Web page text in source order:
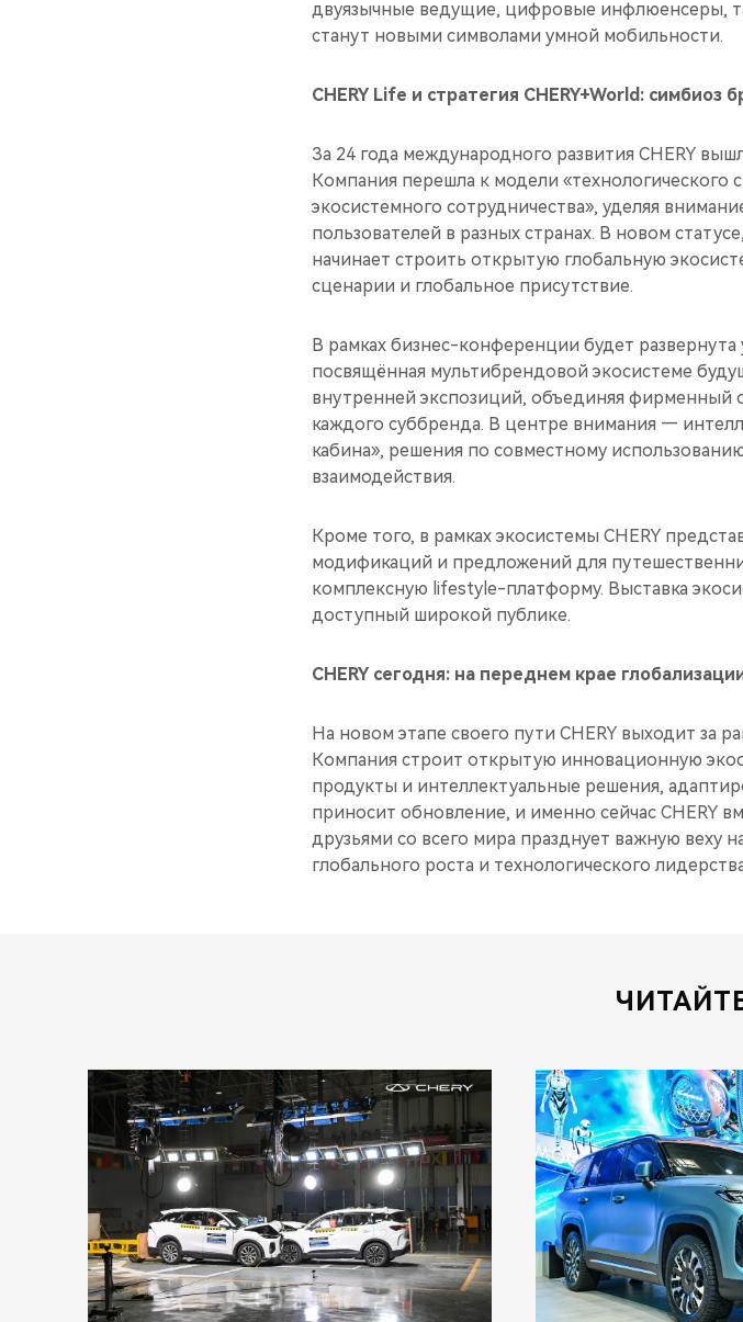
двуязычные ведущие, цифровые инфлюенсеры,
станут новыми символами умной мобильности.
CHERY Life и стратегия CHERY+World: симбиоз
За 24 года международного развития CHERY
Компания перешла к модели «технологического
экосистемного сотрудничества», уделяя
пользователей в разных странах. В новом
начинает строить открытую глобальную
сценарии и глобальное присутствие.
В рамках бизнес-конференции будет развернута
посвящённая мультибрендовой экосистеме
внутренней экспозиций, объединяя фирменный
каждого суббренда. В центре внимания —
кабина», решения по совместному
взаимодействия.
Кроме того, в рамках экосистемы CHERY
модификаций и предложений для
комплексную lifestyle-платформу. Выставка
доступный широкой публике.
CHERY сегодня: на переднем крае
На новом этапе своего пути CHERY выходит за
Компания строит открытую инновационную
продукты и интеллектуальные решения,
приносит обновление, и именно сейчас CHERY
друзьями со всего мира празднует важную веху
глобального роста и технологического